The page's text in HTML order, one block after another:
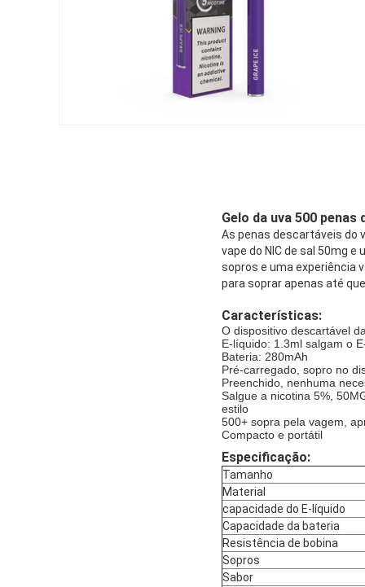
Gelo da uva 500
As penas descartáveis do
vape do NIC de sal 50mg
sopros e uma experiência
para soprar apenas até
Características:
O dispositivo descartável
E-líquido: 1.3ml salgam o
Bateria: 280mAh
Pré-carregado, sopro no
Preenchido, nenhuma
Salgue a nicotina 5%,
estilo
500+ sopra pela vagem,
Compacto e portátil
Especificação:
Tamanho
Material
capacidade do E-líquido
Capacidade da bateria
Resistência de bobina
Sopros
Sabor